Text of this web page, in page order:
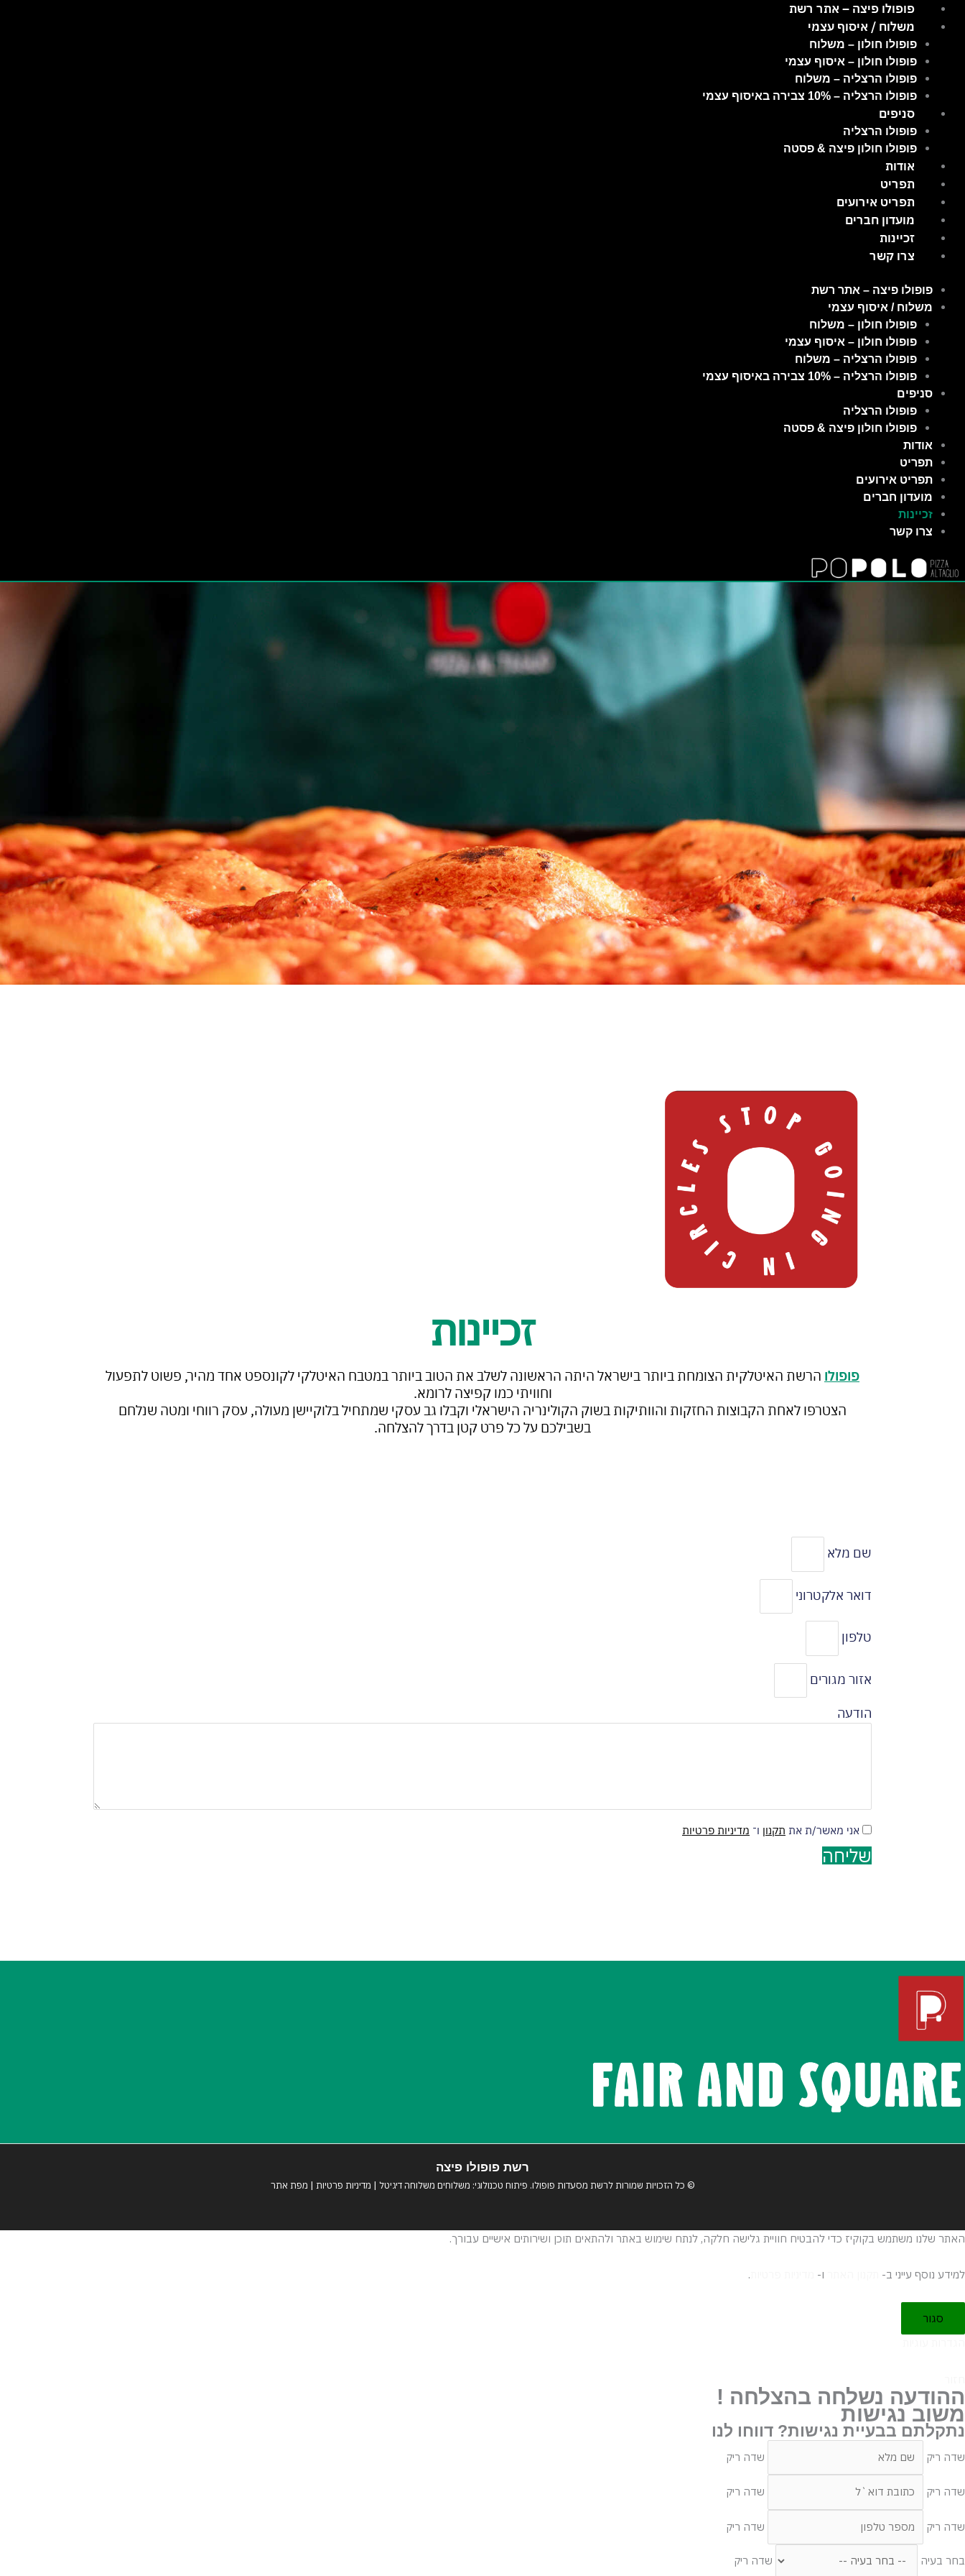
דילוג
לתוכן
פופולו פיצה – אתר רשת
משלוח / איסוף עצמי
פופולו חולון – משלוח
פופולו חולון – איסוף עצמי
פופולו הרצליה – משלוח
פופולו הרצליה – 10% צבירה באיסוף עצמי
סניפים
פופולו הרצליה
פופולו חולון פיצה & פסטה
אודות
תפריט
תפריט אירועים
מועדון חברים
זכיינות
צרו קשר
פופולו פיצה – אתר רשת
משלוח / איסוף עצמי
פופולו חולון – משלוח
פופולו חולון – איסוף עצמי
פופולו הרצליה – משלוח
פופולו הרצליה – 10% צבירה באיסוף עצמי
סניפים
פופולו הרצליה
פופולו חולון פיצה & פסטה
אודות
תפריט
תפריט אירועים
מועדון חברים
זכיינות
צרו קשר
זכיינות
פופולו הרשת האיטלקית הצומחת ביותר בישראל היתה הראשונה לשלב את הטוב ביותר במטבח האיטלקי לקונספט אחד מהיר, פשוט לתפעול
וחוויתי כמו קפיצה לרומא.
הצטרפו לאחת הקבוצות החזקות והוותיקות בשוק הקולינריה הישראלי וקבלו גב עסקי שמתחיל בלוקיישן מעולה, עסק רווחי ומטה שנלחם
בשבילכם על כל פרט קטן בדרך להצלחה.
שם מלא
דואר אלקטרוני
טלפון
אזור מגורים
הודעה
אני מאשר/ת את תקנון ו־ מדיניות פרטיות
שליחה
רשת פופולו פיצה
© כל הזכויות שמורות לרשת מסעדות פופולו. פיתוח טכנולוגי: משלוחים משלוחה דיגיטל | מדיניות פרטיות | מפת אתר
האתר שלנו משתמש בקוקיז כדי להבטיח חוויית גלישה חלקה, לנתח שימוש באתר ולהתאים תוכן ושירותים אישיים עבורך.
למידע נוסף עייני ב- ו- .
סגור
ההודעה נשלחה בהצלחה !
משוב נגישות
נתקלתם בבעיית נגישות? דווחו לנו
שדה ריק שדה ריק
שדה ריק שדה ריק
שדה ריק שדה ריק
בחר בעיה שדה ריק